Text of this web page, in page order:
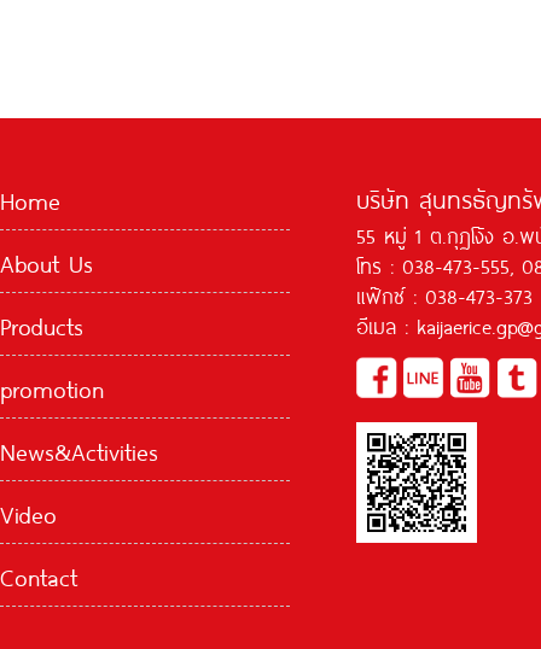
Home
About Us
Products
promotion
News&Activities
Video
Contact
บริษัท สุนทรธัญทรั
55 หมู่ 1 ต.กุฏโง้ง อ.
โทร : 038-473-555,
แฟ๊กซ์ : 038-473-373
อีเมล :